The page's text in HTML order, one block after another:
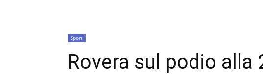
Sport
Rovera sul podio alla